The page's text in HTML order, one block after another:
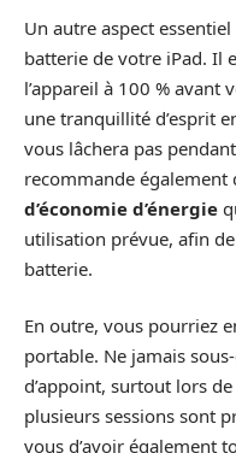
Un autre aspect
batterie de votre iPad. Il
l’appareil à 100 %
une tranquillité d’esprit
vous lâchera pas
recommande également
d’économie d’énergie
utilisation prévue, afin
batterie.
En outre, vous pourriez
portable. Ne jamais
d’appoint, surtout lors
plusieurs sessions sont
vous d’avoir également